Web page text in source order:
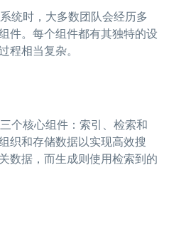
统时，大多数团队会经历多
件。每个组件都有其独特的设
程相当复杂。
个核心组件：索引、检索和
织和存储数据以实现高效搜
数据，而生成则使用检索到的